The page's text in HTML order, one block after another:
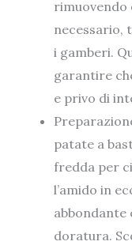
rimuovendo
necessario,
i gamberi.
garantire
e privo di
patate a
fredda per
l’amido in
abbondante
doratura.